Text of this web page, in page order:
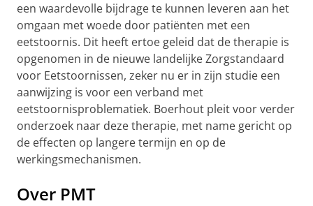
een waardevolle bijdrage te kunnen leveren aan het
omgaan met woede door patiënten met een
eetstoornis. Dit heeft ertoe geleid dat de therapie is
opgenomen in de nieuwe landelijke Zorgstandaard
voor Eetstoornissen, zeker nu er in zijn studie een
aanwijzing is voor een verband met
eetstoornisproblematiek. Boerhout pleit voor verder
onderzoek naar deze therapie, met name gericht op
de effecten op langere termijn en op de
werkingsmechanismen.
Over PMT